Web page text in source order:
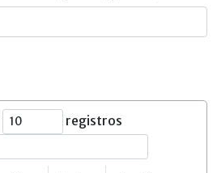
registros